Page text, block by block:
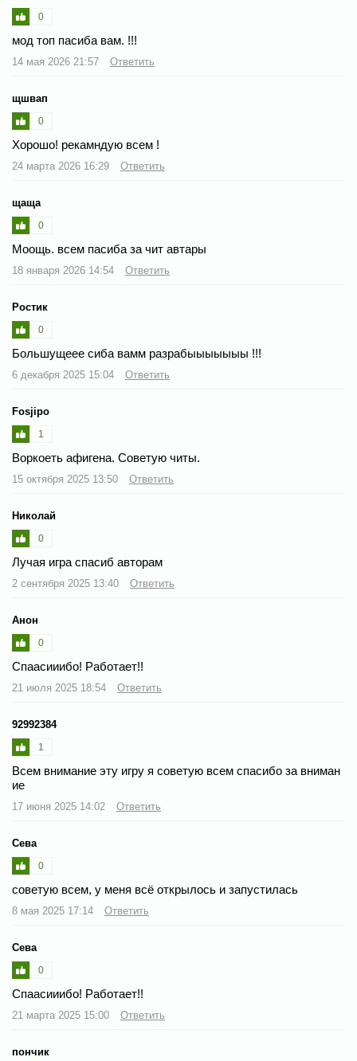
0
мод топ пасиба вам. !!!
14 мая 2026 21:57 Ответить
щшвап
0
Хорошо! рекамндую всем !
24 марта 2026 16:29 Ответить
щаща
0
Моощь. всем пасиба за чит автары
18 января 2026 14:54 Ответить
Ростик
0
Большущеее сиба вамм разрабыыыыыыы !!!
6 декабря 2025 15:04 Ответить
Fosjipo
1
Воркоеть афигена. Советую читы.
15 октября 2025 13:50 Ответить
Николай
0
Лучая игра спасиб авторам
2 сентября 2025 13:40 Ответить
Анон
0
Спаасииибо! Работает!!
21 июля 2025 18:54 Ответить
92992384
1
Всем внимание эту игру я советую всем спасибо за вниман
ие
17 июня 2025 14:02 Ответить
Сева
0
советую всем, у меня всё открылось и запустилась
8 мая 2025 17:14 Ответить
Сева
0
Спаасииибо! Работает!!
21 марта 2025 15:00 Ответить
пончик